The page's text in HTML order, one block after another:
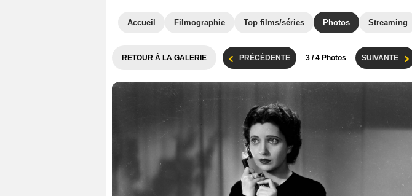
Accueil Filmographie Top films/séries Photos Streaming
RETOUR À LA GALERIE PRÉCÉDENTE 3 / 4 Photos SUIVANTE